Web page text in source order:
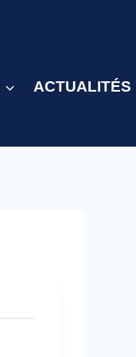
ACTUALITÉS